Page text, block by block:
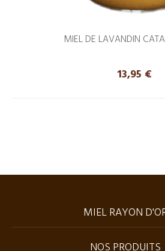
MIEL DE LAVANDIN
Prix
13,95 €
MIEL RAYON
NOS PRODUITS